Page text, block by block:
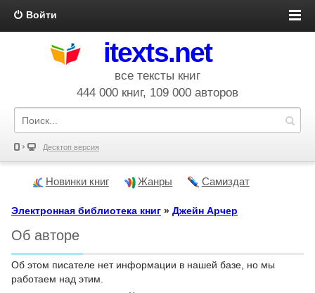
Войти
itexts.net
все тексты книг
444 000 книг, 109 000 авторов
Десктоп версия
Новинки книг Жанры Самиздат
Электронная библиотека книг » Джейн Арчер
Об авторе
Об этом писателе нет информации в нашей базе, но мы
работаем над этим.